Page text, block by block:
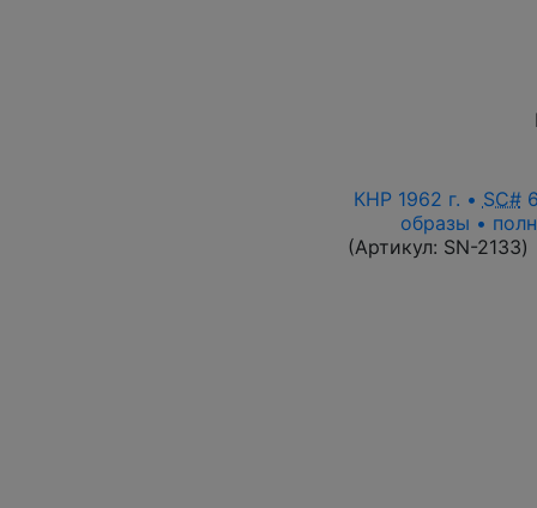
КНР 1962 г. • SC#
образы •
(Артикул: SN-2133)